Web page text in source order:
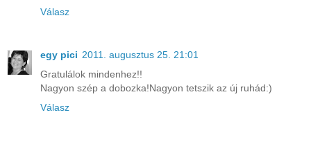
Válasz
egy pici 2011. augusztus 25. 21:01
Gratulálok mindenhez!!
Nagyon szép a dobozka!Nagyon tetszik az új ruhád:)
Válasz